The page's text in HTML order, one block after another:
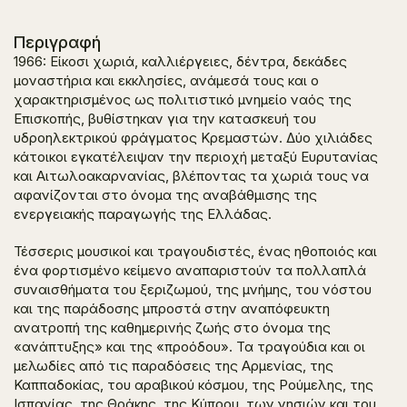
Περιγραφή
1966: Είκοσι χωριά, καλλιέργειες, δέντρα, δεκάδες
μοναστήρια και εκκλησίες, ανάμεσά τους και ο
χαρακτηρισμένος ως πολιτιστικό μνημείο ναός της
Επισκοπής, βυθίστηκαν για την κατασκευή του
υδροηλεκτρικού φράγματος Κρεμαστών. Δύο χιλιάδες
κάτοικοι εγκατέλειψαν την περιοχή μεταξύ Ευρυτανίας
και Αιτωλοακαρνανίας, βλέποντας τα χωριά τους να
αφανίζονται στο όνομα της αναβάθμισης της
ενεργειακής παραγωγής της Ελλάδας.
Τέσσερις μουσικοί και τραγουδιστές, ένας ηθοποιός και
ένα φορτισμένο κείμενο αναπαριστούν τα πολλαπλά
συναισθήματα του ξεριζωμού, της μνήμης, του νόστου
και της παράδοσης μπροστά στην αναπόφευκτη
ανατροπή της καθημερινής ζωής στο όνομα της
«ανάπτυξης» και της «προόδου». Τα τραγούδια και οι
μελωδίες από τις παραδόσεις της Αρμενίας, της
Καππαδοκίας, του αραβικού κόσμου, της Ρούμελης, της